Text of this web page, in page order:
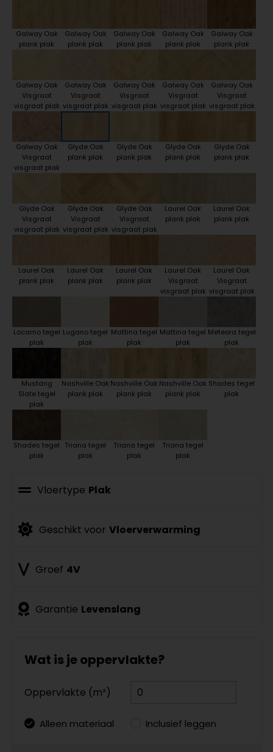
Galway Oak
plank plak
Galway Oak
plank plak
Galway Oak
plank plak
Galway Oak
plank plak
Galway Oak
plank plak
Galway Oak
Visgraat
visgraat plak
Galway Oak
Visgraat
visgraat plak
Galway Oak
Visgraat
visgraat plak
Galway Oak
Visgraat
visgraat plak
Galway Oak
Visgraat
visgraat plak
Galway Oak
Visgraat
visgraat plak
Glyde Oak
plank plak
Glyde Oak
plank plak
Glyde Oak
plank plak
Glyde Oak
plank plak
Glyde Oak
Visgraat
visgraat plak
Glyde Oak
Visgraat
visgraat plak
Glyde Oak
Visgraat
visgraat plak
Laurel Oak
plank plak
Laurel Oak
plank plak
Laurel Oak
plank plak
Laurel Oak
plank plak
Laurel Oak
plank plak
Laurel Oak
Visgraat
visgraat plak
Laurel Oak
Visgraat
visgraat plak
Locarno tegel
plak
Lugano tegel
plak
Mattina tegel
plak
Mattina tegel
plak
Meteora tegel
plak
Mustang
Slate tegel
plak
Nashville Oak
plank plak
Nashville Oak
plank plak
Nashville Oak
plank plak
Shades tegel
plak
Shades tegel
plak
Triana tegel
plak
Triana tegel
plak
Triana tegel
plak
Vloertype Plak
Geschikt voor Vloerverwarming
Groef 4V
Garantie Levenslang
Wat is je oppervlakte?
Oppervlakte (m²)
Alleen materiaal Inclusief leggen